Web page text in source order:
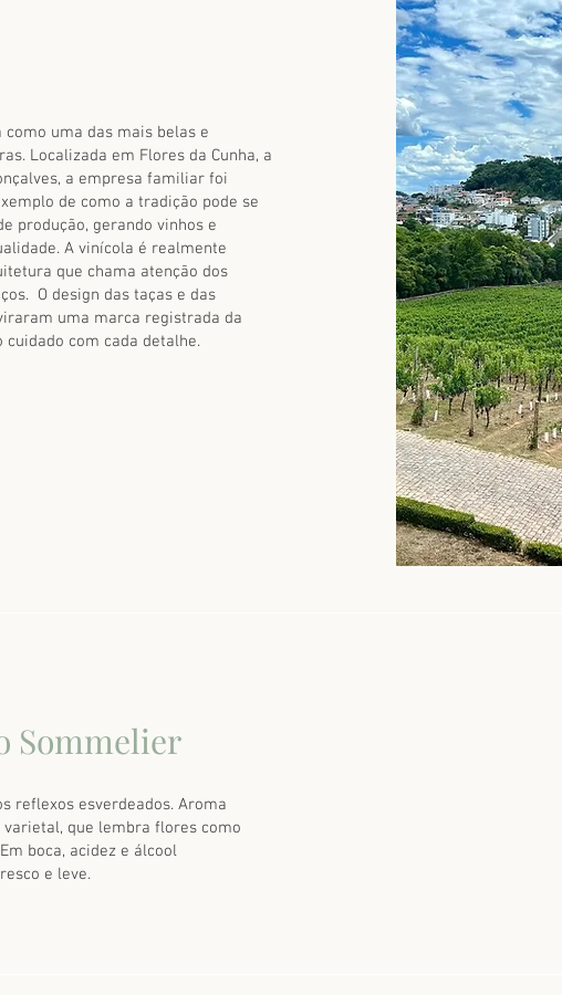
uma das mais belas e
Localizada em Flores da Cunha, a
a empresa familiar foi
de como a tradição pode se
produção, gerando vinhos e
A vinícola é realmente
que chama atenção dos
O design das taças e das
uma marca registrada da
cuidado com cada detalhe.
Sommelier
reflexos esverdeados. Aroma
que lembra flores como
boca, acidez e álcool
e leve.